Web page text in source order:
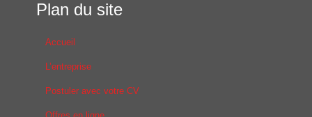
Plan du site
Accueil
L’entreprise
Postuler avec votre CV